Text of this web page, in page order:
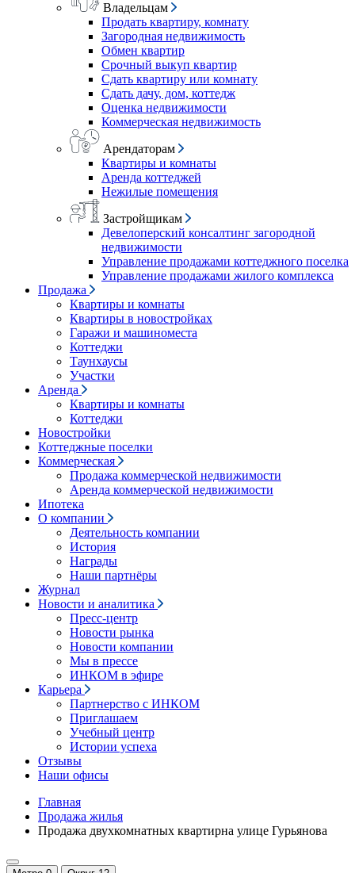
Владельцам
Продать квартиру, комнату
Загородная недвижимость
Обмен квартир
Срочный выкуп квартир
Сдать квартиру или комнату
Сдать дачу, дом, коттедж
Оценка недвижимости
Коммерческая недвижимость
Арендаторам
Квартиры и комнаты
Аренда коттеджей
Нежилые помещения
Застройщикам
Девелоперский консалтинг загородной
недвижимости
Управление продажами коттеджного поселка
Управление продажами жилого комплекса
Продажа
Квартиры и комнаты
Квартиры в новостройках
Гаражи и машиноместа
Коттеджи
Таунхаусы
Участки
Аренда
Квартиры и комнаты
Коттеджи
Новостройки
Коттеджные поселки
Коммерческая
Продажа коммерческой недвижимости
Аренда коммерческой недвижимости
Ипотека
О компании
Деятельность компании
История
Награды
Наши партнёры
Журнал
Новости и аналитика
Пресс-центр
Новости рынка
Новости компании
Мы в прессе
ИНКОМ в эфире
Карьера
Партнерство с ИНКОМ
Приглашаем
Учебный центр
Истории успеха
Отзывы
Наши офисы
Главная
Продажа жилья
Продажа двухкомнатных квартирна улице Гурьянова